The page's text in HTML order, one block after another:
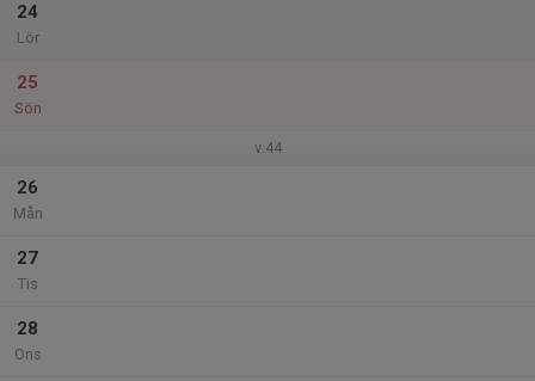
24
Lör
25
Sön
v.44
26
Mån
27
Tis
28
Ons